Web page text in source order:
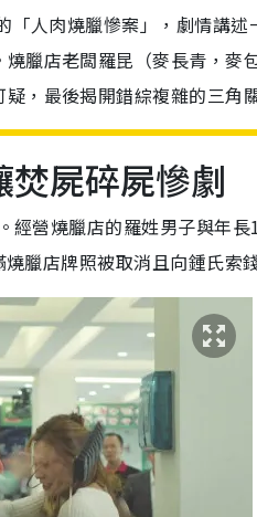
「人肉燒臘慘案」，劇情講
臘店老闆羅昆（麥長青，麥
，最後揭開錯綜複雜的三角
屍碎屍慘劇
營燒臘店的羅姓男子與年
臘店牌照被取消且向鍾氏索